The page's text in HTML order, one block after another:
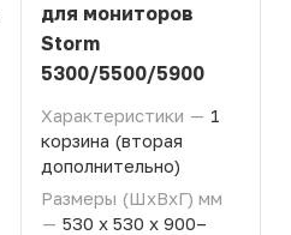
для мониторов
Storm
5300/5500/5900
Характеристики — 1
корзина (вторая
дополнительно)
Размеры (ШхВхГ) мм
— 530 х 530 х 900–